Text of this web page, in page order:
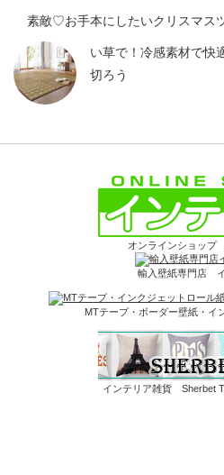
素敵♡お手本にしたいクリスマス
い草で！冷感素材で快
切ろう
オンラインショップ
輸入壁紙専門店
MTテープ・ボーダー壁紙・イ
インテリア雑貨 Sherbet